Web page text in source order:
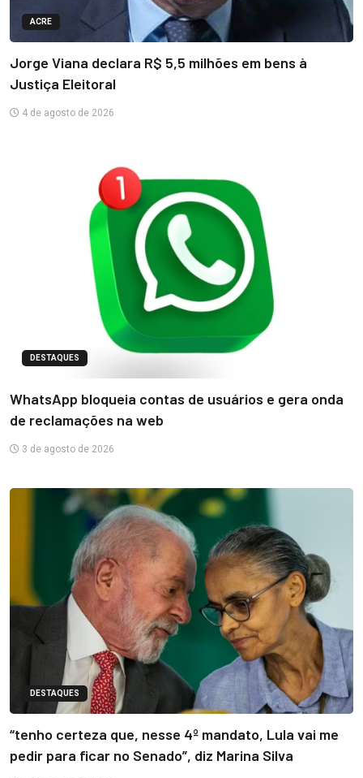
ACRE
Jorge Viana declara R$ 5,5 milhões em bens à
Justiça Eleitoral
4 de agosto de 2026
DESTAQUES
WhatsApp bloqueia contas de usuários e gera onda
de reclamações na web
3 de agosto de 2026
DESTAQUES
“tenho certeza que, nesse 4º mandato, Lula vai me
pedir para ficar no Senado”, diz Marina Silva